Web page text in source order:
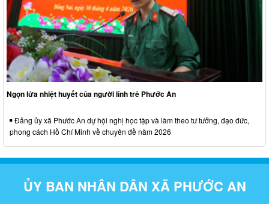
Ngọn lửa nhiệt huyết của người lính trẻ Phước An
Đảng ủy xã Phước An dự hội nghị học tập và làm theo tư tưởng, đạo đức,
phong cách Hồ Chí Minh về chuyên đề năm 2026
ỦY BAN NHÂN DÂN XÃ PHƯỚC AN